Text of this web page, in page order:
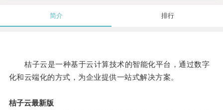
简介 排行
桔子云是一种基于云计算技术的智能化平台，通过数字
化和云端化的方式，为企业提供一站式解决方案。
桔子云最新版